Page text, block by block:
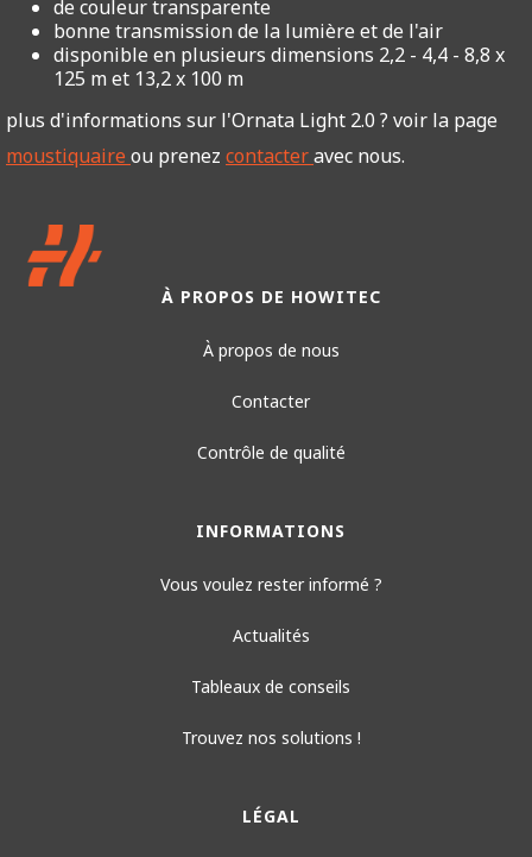
de couleur transparente
bonne transmission de la lumière et de l'air
disponible en plusieurs dimensions 2,2 - 4,4 - 8,8 x
125 m et 13,2 x 100 m
plus d'informations sur l'Ornata Light 2.0 ? voir la page
moustiquaire ou prenez contacteravec nous.
À PROPOS DE HOWITEC
À propos de nous
Contacter
Contrôle de qualité
INFORMATIONS
Vous voulez rester informé ?
Actualités
Tableaux de conseils
Trouvez nos solutions !
LÉGAL